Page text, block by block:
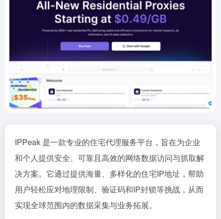
IPPeak 是一款专业的住宅代理服务平台，旨在为企业
和个人提供安全、可靠且高效的网络数据访问与抓取解
决方案。它通过提供海量、多样化的住宅IP地址，帮助
用户轻松应对地理限制、验证码和IP封锁等挑战，从而
实现全球范围内的数据采集与业务拓展。